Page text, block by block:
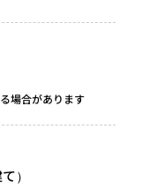
場合があります
）